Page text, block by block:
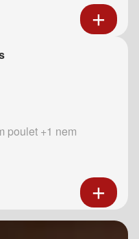
poulet +1 nem